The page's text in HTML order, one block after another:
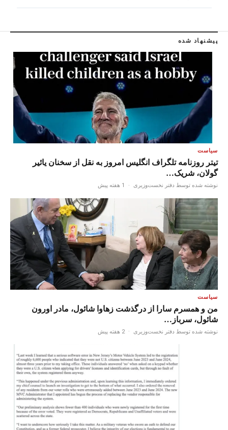
پیشنهاد شده
سیاست
تیتر روزنامه تلگراف انگلیس امروز به نقل از سخنان یائیر
گولان، شریک…
نوشته شده توسط دفتر نخست‌وزیری · 1 هفته پیش
سیاست
من و همسرم سارا از درگذشت زهاوا شائول، مادر اورون
شائول، سرباز…
نوشته شده توسط دفتر نخست‌وزیری · 2 هفته پیش